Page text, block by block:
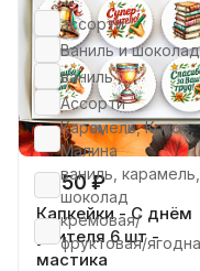
1 250 ₽
Капкейки - С днём
учителя 6 шт -
мастика
ассорти
Ваниль и шоколад
ваниль
Ассорти
Карамель, Кокос,
Малина
ваниль, карамель,
шоколад
кремовая/
фруктовая/